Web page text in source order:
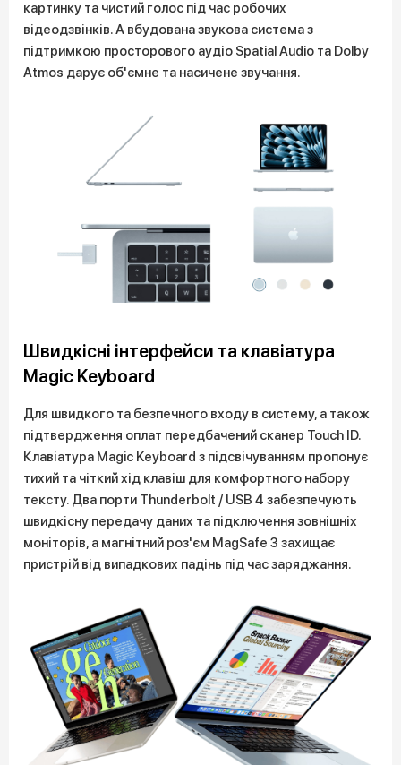
картинку та чистий голос під час робочих
відеодзвінків. А вбудована звукова система з
підтримкою просторового аудіо Spatial Audio та Dolby
Atmos дарує об'ємне та насичене звучання.
Швидкісні інтерфейси та клавіатура
Magic Keyboard
Для швидкого та безпечного входу в систему, а також
підтвердження оплат передбачений сканер Touch ID.
Клавіатура Magic Keyboard з підсвічуванням пропонує
тихий та чіткий хід клавіш для комфортного набору
тексту. Два порти Thunderbolt / USB 4 забезпечують
швидкісну передачу даних та підключення зовнішніх
моніторів, а магнітний роз'єм MagSafe 3 захищає
пристрій від випадкових падінь під час заряджання.